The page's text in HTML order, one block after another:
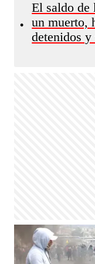
•
El saldo de
un muerto,
detenidos y